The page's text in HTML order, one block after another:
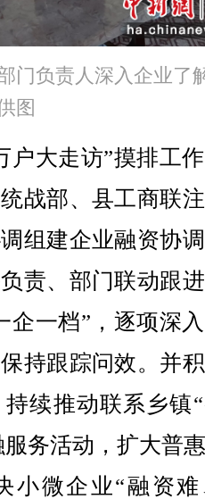
门负责人深入企业了
图
大走访”摸排工
战部、县工商联
组建企业融资协
责、部门联动跟
企一档”，逐项深
持跟踪问效。并
续推动联系乡镇
服务活动，扩大普
小微企业“融资